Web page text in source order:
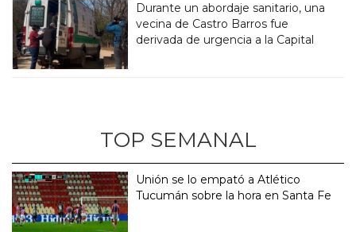
Durante un abordaje sanitario, una
vecina de Castro Barros fue
derivada de urgencia a la Capital
TOP SEMANAL
Unión se lo empató a Atlético
Tucumán sobre la hora en Santa Fe